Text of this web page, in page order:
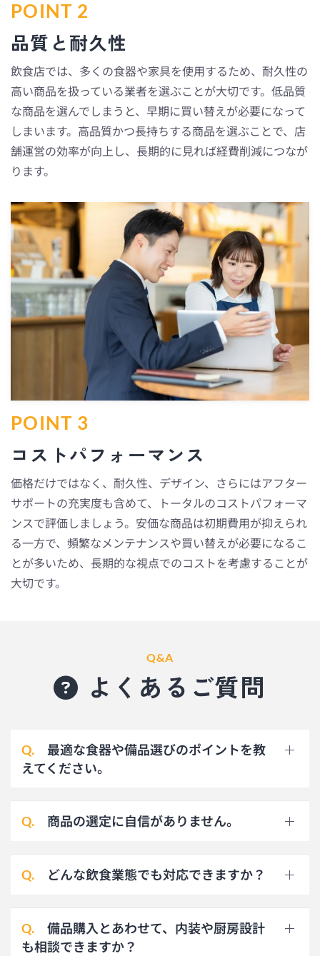
POINT 2
品質と耐久性
飲食店では、多くの食器や家具を使用するため、耐久性の
高い商品を扱っている業者を選ぶことが大切です。低品質
な商品を選んでしまうと、早期に買い替えが必要になって
しまいます。高品質かつ長持ちする商品を選ぶことで、店
舗運営の効率が向上し、長期的に見れば経費削減につなが
ります。
POINT 3
コストパフォーマンス
価格だけではなく、耐久性、デザイン、さらにはアフター
サポートの充実度も含めて、トータルのコストパフォーマ
ンスで評価しましょう。安価な商品は初期費用が抑えられ
る一方で、頻繁なメンテナンスや買い替えが必要になるこ
とが多いため、長期的な視点でのコストを考慮することが
大切です。
Q&A
よくあるご質問
Q. 最適な食器や備品選びのポイントを教
えてください。
Q. 商品の選定に自信がありません。
Q. どんな飲食業態でも対応できますか？
Q. 備品購入とあわせて、内装や厨房設計
も相談できますか？